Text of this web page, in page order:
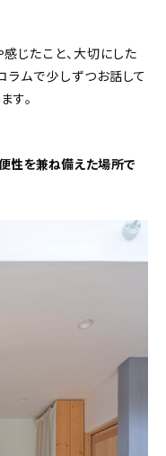
じたこと、大切にした
ラムで少しずつお話して
す。
性を兼ね備えた場所で